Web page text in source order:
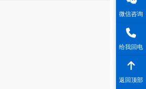
微信咨询
给我回电
返回顶部